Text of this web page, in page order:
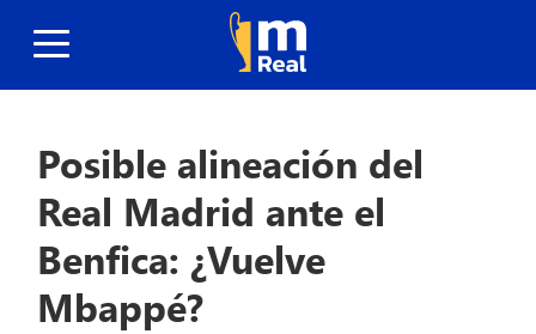
Posible alineación del
Real Madrid ante el
Benfica: ¿Vuelve
Mbappé?